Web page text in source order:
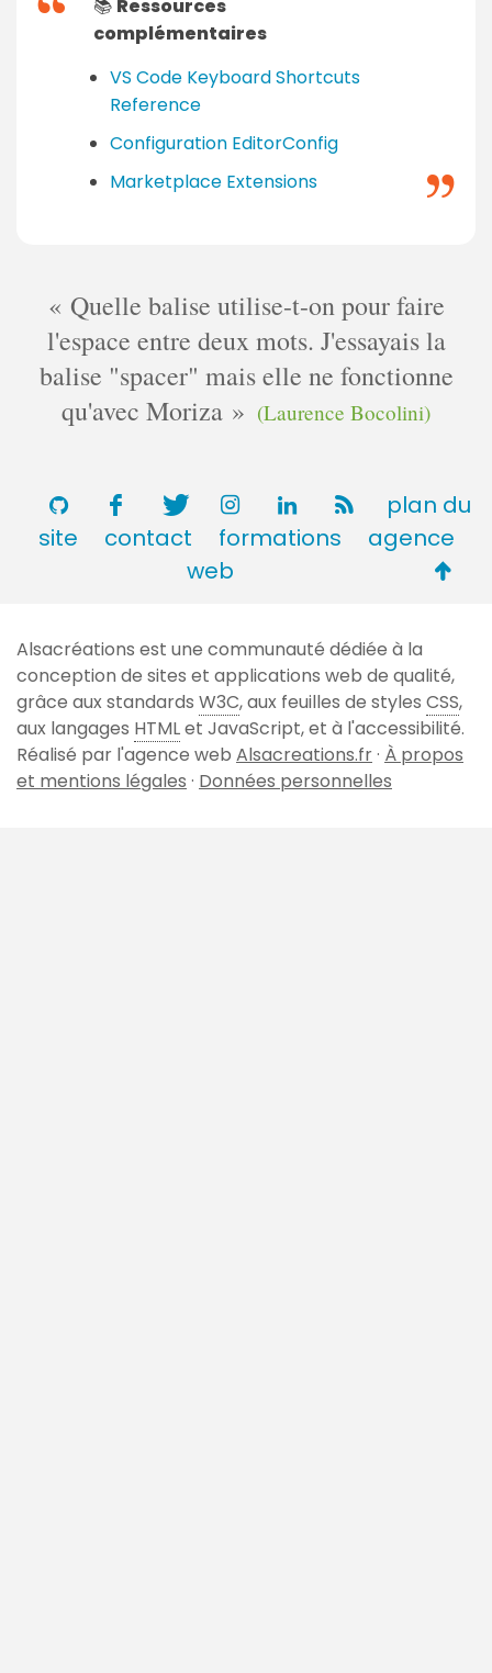
📚 Ressources
complémentaires
VS Code Keyboard Shortcuts
Reference
Configuration EditorConfig
Marketplace Extensions
Quelle balise utilise-t-on pour faire
l'espace entre deux mots. J'essayais la
balise "spacer" mais elle ne fonctionne
qu'avec Moriza
(Laurence Bocolini)
plan du
site
contact formations
agence
web
de
page
Alsacréations est une communauté dédiée à la
conception de sites et applications web de qualité,
grâce aux standards W3C, aux feuilles de styles CSS,
aux langages HTMLet JavaScript, et à l'accessibilité.
Réalisé par l'agence web Alsacreations.fr· À propos
et mentions légales · Données personnelles